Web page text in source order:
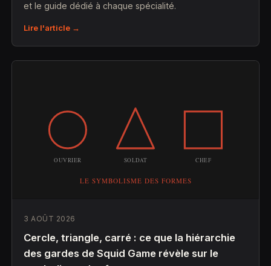
et le guide dédié à chaque spécialité.
Lire l'article →
3 AOÛT 2026
Cercle, triangle, carré : ce que la hiérarchie
des gardes de Squid Game révèle sur le